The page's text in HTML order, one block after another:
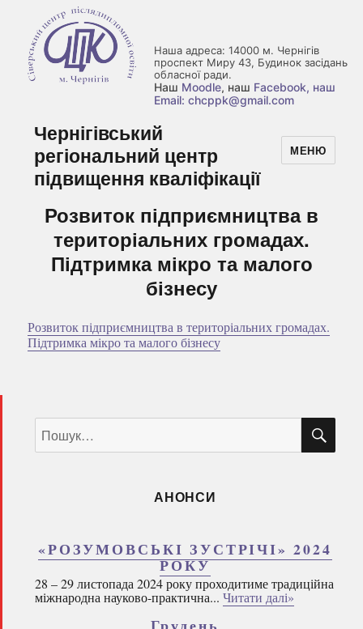
Наша адреса: 14000 м. Чернігів
проспект Миру 43, Будинок засідань
обласної ради.
Наш Moodle, наш Facebook, наш
Email: chcppk@gmail.com
Чернігівський
регіональний центр
підвищення кваліфікації
МЕНЮ
Розвиток підприємництва в
територіальних громадах.
Підтримка мікро та малого
бізнесу
Розвиток підприємництва в територіальних громадах.
Підтримка мікро та малого бізнесу
за
запитом:
АНОНСИ
«РОЗУМОВСЬКІ ЗУСТРІЧІ» 2024
РОКУ
28 – 29 листопада 2024 року проходитиме традиційна
міжнародна науково-практична... Читати далі»